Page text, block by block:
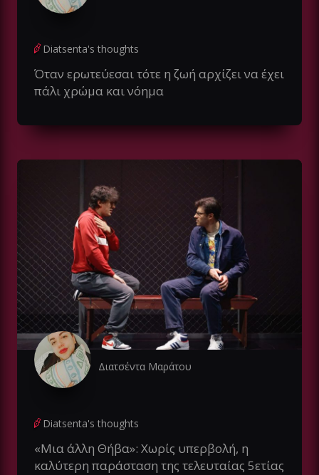
Diatsenta's thoughts
Όταν ερωτεύεσαι τότε η ζωή αρχίζει να έχει
πάλι χρώμα και νόημα
Διατσέντα Μαράτου
Diatsenta's thoughts
«Μια άλλη Θήβα»: Χωρίς υπερβολή, η
καλύτερη παράσταση της τελευταίας 5ετίας